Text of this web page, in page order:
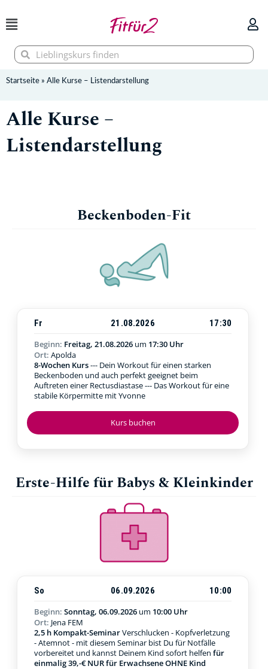
Inhalt
springen
SucheSuche
Startseite » Alle Kurse – Listendarstellung
Alle Kurse –
Listendarstellung
Beckenboden-Fit
Kurs buchen
Fr 21.08.2026
17:30
Beginn: Freitag, 21.08.2026 um 17:30 Uhr
Ort: Apolda
8-Wochen Kurs--- Dein Workout für einen starken
Beckenboden und auch perfekt geeignet beim
Auftreten einer Rectusdiastase --- Das Workout für eine
stabile Körpermitte mit Yvonne
Erste-Hilfe für Babys & Kleinkinder
So 06.09.2026
10:00
Beginn: Sonntag, 06.09.2026 um 10:00 Uhr
Ort: Jena FEM
2,5 h Kompakt-SeminarVerschlucken - Kopfverletzung
- Atemnot - mit diesem Seminar bist Du für Notfälle
vorbereitet und kannst Deinem Kind sofort helfen für
einmalig 39,-€ NUR für Erwachsene OHNE Kind